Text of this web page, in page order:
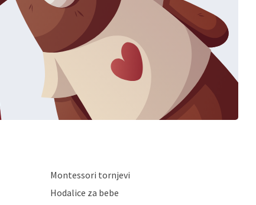
Montessori tornjevi
Hodalice za bebe